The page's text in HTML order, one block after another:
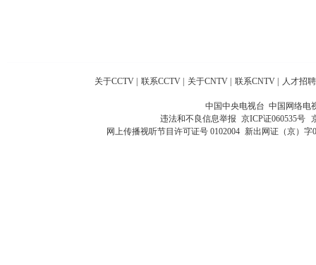
关于CCTV 联系CCTV 关于CNTV 联系CNTV 人才招聘
中国中央电视台 中国网络电
违法和不良信息举报 京ICP证060535号
网上传播视听节目许可证号 0102004 新出网证（京）